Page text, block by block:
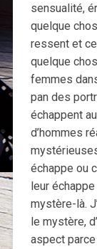
sensualité,
quelque
ressent et
quelque
femmes
pan des
échappent
d’hommes
échappe ou
leur
mystère-là.
le mystère,
aspect